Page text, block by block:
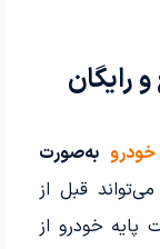
رایگان
خودروبه‌صورت
قبل از
پایه خودرو از